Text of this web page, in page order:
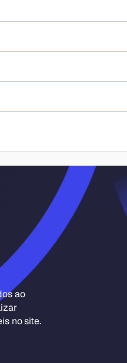
ao
no site.